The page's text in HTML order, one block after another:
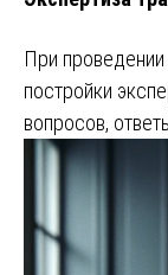
При проведении
постройки
вопросов,